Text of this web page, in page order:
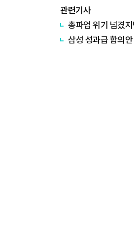
관련기사
총파업 위기 넘겼
삼성 성과급 합의